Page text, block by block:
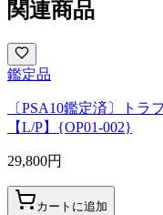
関連商品
鑑定品
〔PSA10鑑定済〕ト
【L/P】{OP01-002}
29,800円
カートに追加